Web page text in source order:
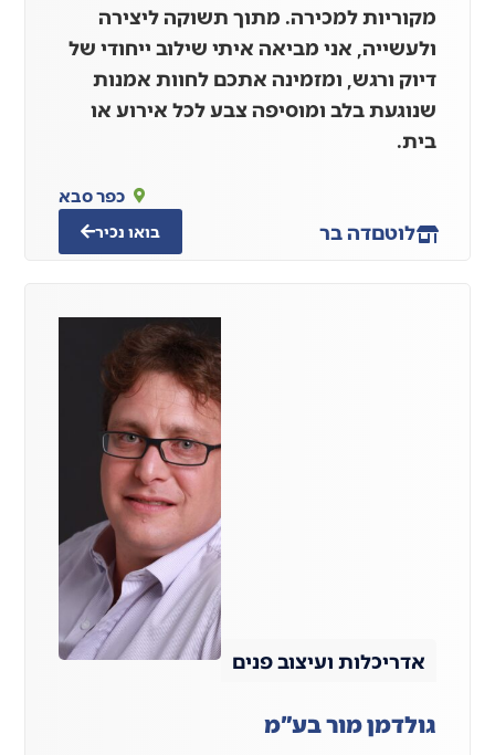
מקוריות למכירה. מתוך תשוקה ליצירה
ולעשייה, אני מביאה איתי שילוב ייחודי של
דיוק ורגש, ומזמינה אתכם לחוות אמנות
שנוגעת בלב ומוסיפה צבע לכל אירוע או
בית.
לוטםדה בר
כפר סבא
בואו נכיר
אדריכלות ועיצוב פנים
גולדמן מור בע"מ